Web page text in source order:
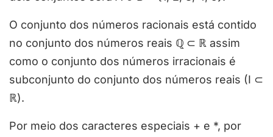
O conjunto dos números racionais está contido
no conjunto dos números reais ℚ ⊂ ℝ assim
como o conjunto dos números irracionais é
subconjunto do conjunto dos números reais (I ⊂
ℝ).
Por meio dos caracteres especiais + e *, por